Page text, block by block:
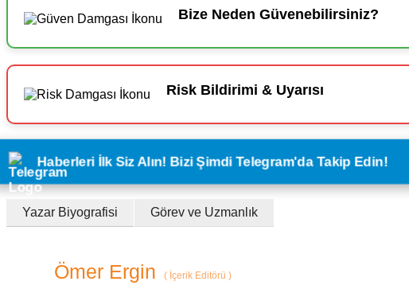
Bize Neden Güvenebilirsiniz?
Risk Bildirimi & Uyarısı
Haberleri İlk Siz Alın! Bizi Şimdi Telegram'da Takip Edin!
Yazar Biyografisi Görev ve Uzmanlık
Ömer Ergin ( İçerik Editörü )